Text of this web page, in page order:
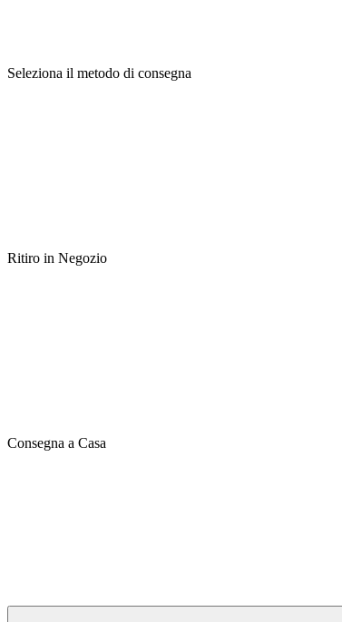
Seleziona il metodo di consegna
Ritiro in Negozio
Consegna a Casa